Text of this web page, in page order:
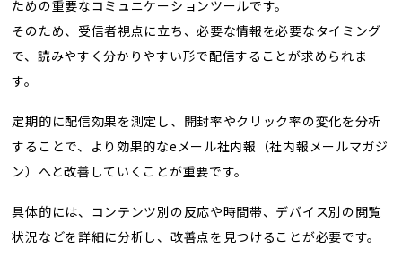
ための重要なコミュニケーションツールです。
そのため、受信者視点に立ち、必要な情報を必要なタイミング
で、読みやすく分かりやすい形で配信することが求められま
す。
定期的に配信効果を測定し、開封率やクリック率の変化を分析
することで、より効果的なeメール社内報（社内報メールマガジ
ン）へと改善していくことが重要です。
具体的には、コンテンツ別の反応や時間帯、デバイス別の閲覧
状況などを詳細に分析し、改善点を見つけることが必要です。